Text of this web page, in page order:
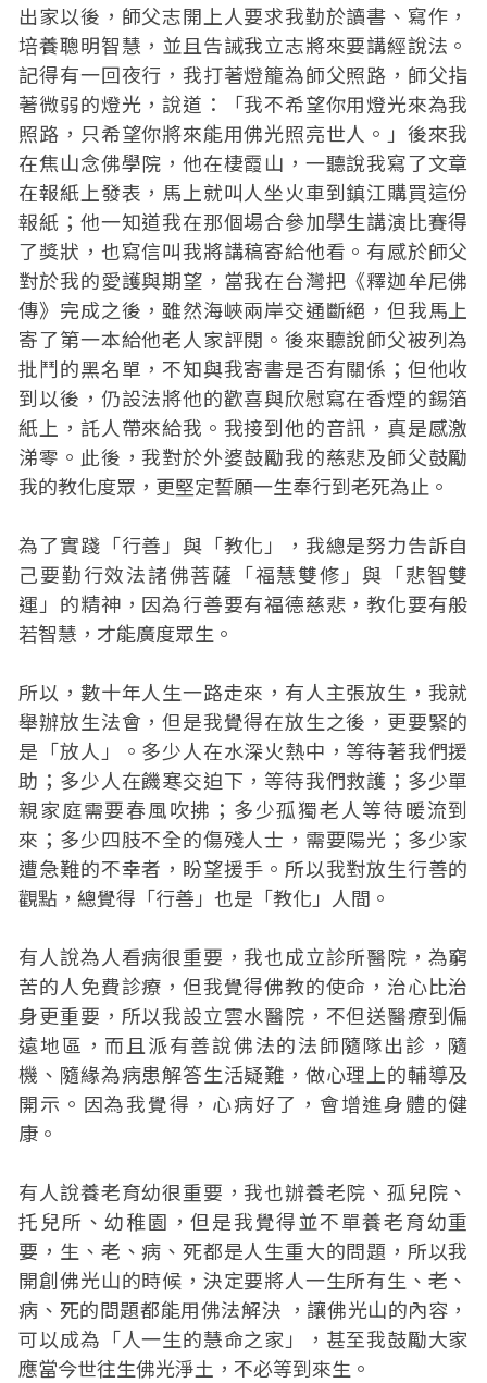
出家以後，師父志開上人要求我勤於讀書、寫作，
培養聰明智慧，並且告誡我立志將來要講經說法。
記得有一回夜行，我打著燈籠為師父照路，師父指
著微弱的燈光，說道：「我不希望你用燈光來為我
照路，只希望你將來能用佛光照亮世人。」後來我
在焦山念佛學院，他在棲霞山，一聽說我寫了文章
在報紙上發表，馬上就叫人坐火車到鎮江購買這份
報紙；他一知道我在那個場合參加學生講演比賽得
了獎狀，也寫信叫我將講稿寄給他看。有感於師父
對於我的愛護與期望，當我在台灣把《釋迦牟尼佛
傳》完成之後，雖然海峽兩岸交通斷絕，但我馬上
寄了第一本給他老人家評閱。後來聽說師父被列為
批鬥的黑名單，不知與我寄書是否有關係；但他收
到以後，仍設法將他的歡喜與欣慰寫在香煙的錫箔
紙上，託人帶來給我。我接到他的音訊，真是感激
涕零。此後，我對於外婆鼓勵我的慈悲及師父鼓勵
我的教化度眾，更堅定誓願一生奉行到老死為止。
為了實踐「行善」與「教化」，我總是努力告訴自
己要勤行效法諸佛菩薩「福慧雙修」與「悲智雙
運」的精神，因為行善要有福德慈悲，教化要有般
若智慧，才能廣度眾生。
所以，數十年人生一路走來，有人主張放生，我就
舉辦放生法會，但是我覺得在放生之後，更要緊的
是「放人」。多少人在水深火熱中，等待著我們援
助；多少人在饑寒交迫下，等待我們救護；多少單
親家庭需要春風吹拂；多少孤獨老人等待暖流到
來；多少四肢不全的傷殘人士，需要陽光；多少家
遭急難的不幸者，盼望援手。所以我對放生行善的
觀點，總覺得「行善」也是「教化」人間。
有人說為人看病很重要，我也成立診所醫院，為窮
苦的人免費診療，但我覺得佛教的使命，治心比治
身更重要，所以我設立雲水醫院，不但送醫療到偏
遠地區，而且派有善說佛法的法師隨隊出診，隨
機、隨緣為病患解答生活疑難，做心理上的輔導及
開示。因為我覺得，心病好了，會增進身體的健
康。
有人說養老育幼很重要，我也辦養老院、孤兒院、
托兒所、幼稚園，但是我覺得並不單養老育幼重
要，生、老、病、死都是人生重大的問題，所以我
開創佛光山的時候，決定要將人一生所有生、老、
病、死的問題都能用佛法解決 ，讓佛光山的內容，
可以成為「人一生的慧命之家」，甚至我鼓勵大家
應當今世往生佛光淨土，不必等到來生。